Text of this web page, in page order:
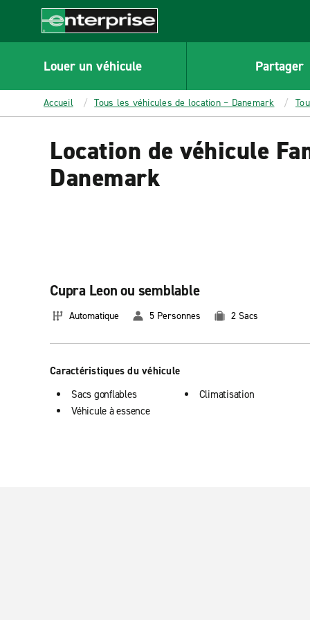
CONTENT
Enterprise
Louer un véhicule Partager
Accueil Tous les véhicules de location – Danemark
Location de véhicule
Danemark
Cupra Leon ou semblable
Automatique 5 Personnes 2 Sacs
Caractéristiques du véhicule
Sacs gonflables
Véhicule à essence
Climatisation